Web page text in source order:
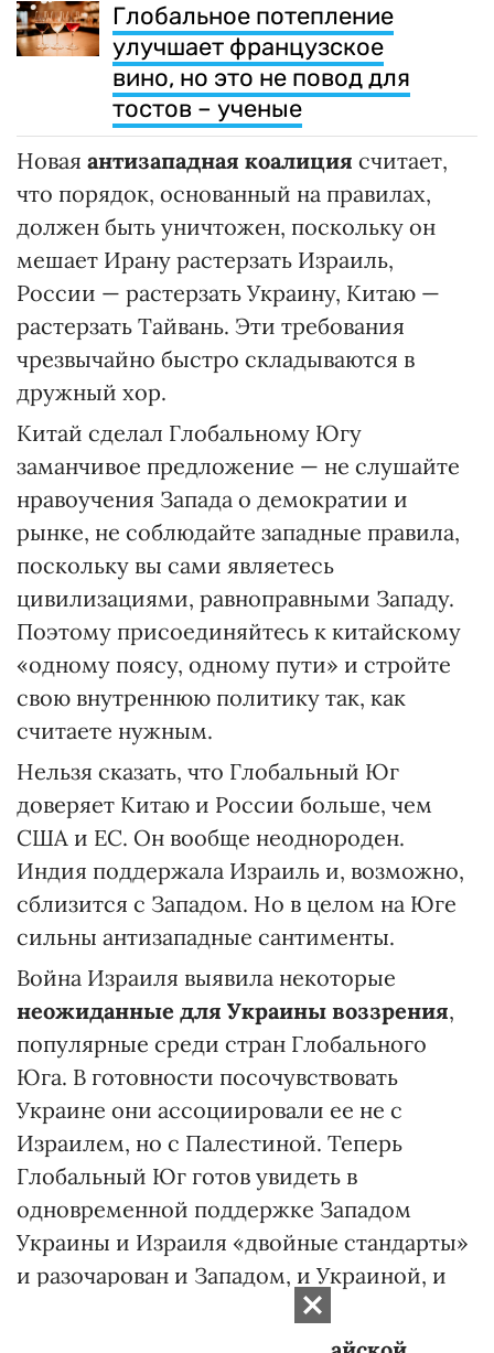
Глобальное потепление
улучшает французское
вино, но это не повод для
тостов – ученые
Новая антизападная коалиция считает,
что порядок, основанный на правилах,
должен быть уничтожен, поскольку он
мешает Ирану растерзать Израиль,
России — растерзать Украину, Китаю —
растерзать Тайвань. Эти требования
чрезвычайно быстро складываются в
дружный хор.
Китай сделал Глобальному Югу
заманчивое предложение — не слушайте
нравоучения Запада о демократии и
рынке, не соблюдайте западные правила,
поскольку вы сами являетесь
цивилизациями, равноправными Западу.
Поэтому присоединяйтесь к китайскому
«одному поясу, одному пути» и стройте
свою внутреннюю политику так, как
считаете нужным.
Нельзя сказать, что Глобальный Юг
доверяет Китаю и России больше, чем
США и ЕС. Он вообще неоднороден.
Индия поддержала Израиль и, возможно,
сблизится с Западом. Но в целом на Юге
сильны антизападные сантименты.
Война Израиля выявила некоторые
неожиданные для Украины воззрения,
популярные среди стран Глобального
Юга. В готовности посочувствовать
Украине они ассоциировали ее не с
Израилем, но с Палестиной. Теперь
Глобальный Юг готов увидеть в
одновременной поддержке Западом
Украины и Израиля «двойные стандарты»
и разочарован и Западом, и Украиной, и